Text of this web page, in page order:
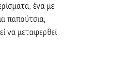
ένα με
παπούτσια,
να μεταφερθεί